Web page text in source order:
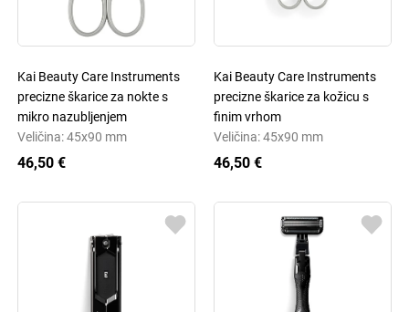
Kai Beauty Care Instruments
precizne škarice za nokte s
mikro nazubljenjem
Veličina: 45x90 mm
46,50 €
Kai Beauty Care Instruments
precizne škarice za kožicu s
finim vrhom
Veličina: 45x90 mm
46,50 €